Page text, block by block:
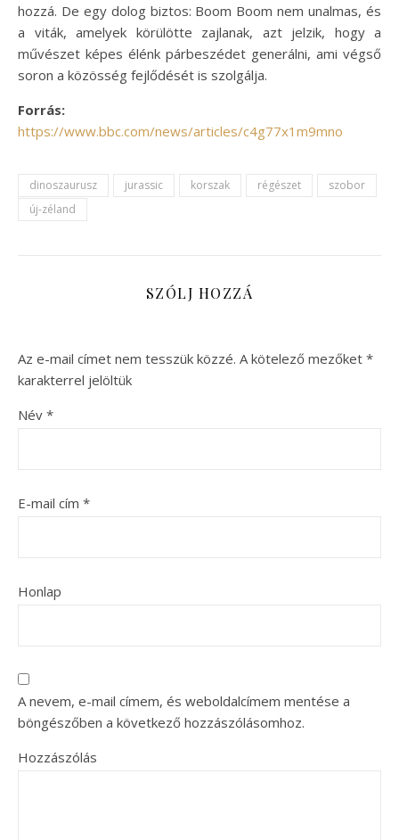
hozzá. De egy dolog biztos: Boom Boom nem unalmas, és
a viták, amelyek körülötte zajlanak, azt jelzik, hogy a
művészet képes élénk párbeszédet generálni, ami végső
soron a közösség fejlődését is szolgálja.
Forrás:
https://www.bbc.com/news/articles/c4g77x1m9mno
dinoszaurusz jurassic korszak régészet
szobor
új-zéland
SZÓLJ HOZZÁ
Az e-mail címet nem tesszük közzé. A kötelező mezőket *
karakterrel jelöltük
Név *
E-mail cím *
Honlap
A nevem, e-mail címem, és weboldalcímem mentése a
böngészőben a következő hozzászólásomhoz.
Hozzászólás